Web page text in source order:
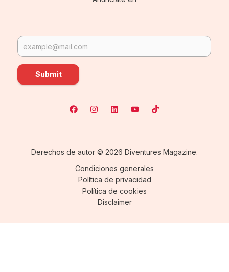
Submit
Derechos de autor © 2026 Diventures Magazine.
Condiciones generales
Política de privacidad
Política de cookies
Disclaimer